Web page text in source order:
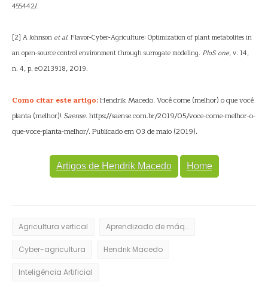
455442/.
[2] A Johnson et al. Flavor-Cyber-Agriculture: Optimization of plant metabolites in
an open-source control environment through surrogate modeling. PloS one, v. 14,
n. 4, p. e0213918, 2019.
Como citar este artigo:Hendrik Macedo. Você come (melhor) o que você
planta (melhor)! Saense. https://saense.com.br/2019/05/voce-come-melhor-o-
que-voce-planta-melhor/. Publicado em 03 de maio (2019).
Artigos de Hendrik Macedo Home
Agricultura vertical Aprendizado de máquina
Cyber-agricultura Hendrik Macedo
Inteligência Artificial